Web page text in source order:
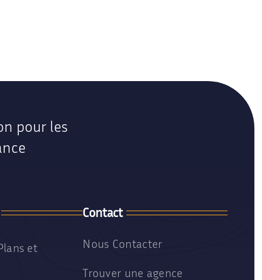
pour les
et
Contact
Nous Contacter
Trouver une agence